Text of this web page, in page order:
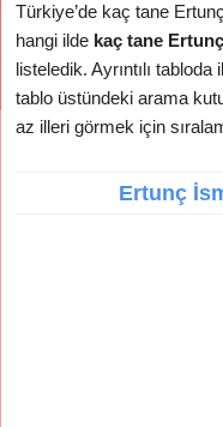
Türkiye’de kaç tane
hangi ilde kaç tane Ertunç
listeledik. Ayrıntılı tabloda
tablo üstündeki arama
az illeri görmek için
Ertunç